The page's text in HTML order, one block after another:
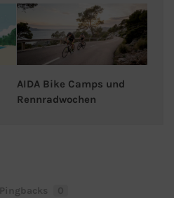
AIDA Bike Camps und
Rennradwochen
Pingbacks